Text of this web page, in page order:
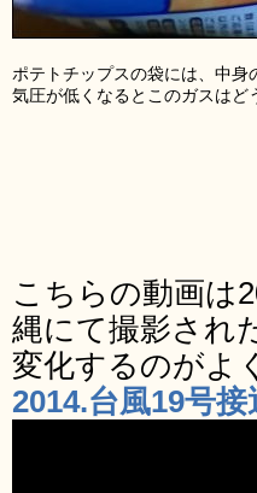
ポテトチップスの袋には、中
気圧が低くなるとこのガスは
こちらの動画は
縄にて撮影され
変化するのがよ
2014.台風19号